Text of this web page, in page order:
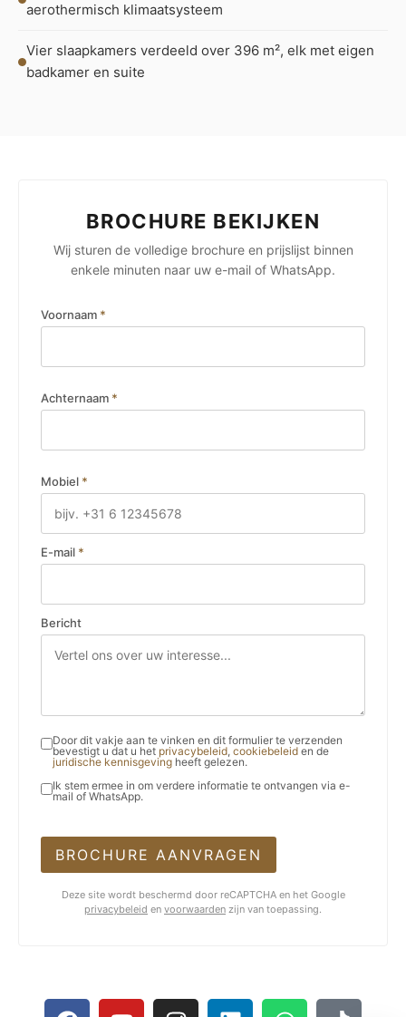
aerothermisch klimaatsysteem
Vier slaapkamers verdeeld over 396 m², elk met eigen
badkamer en suite
BROCHURE BEKIJKEN
Wij sturen de volledige brochure en prijslijst binnen
enkele minuten naar uw e-mail of WhatsApp.
Voornaam *
Achternaam *
Mobiel *
E-mail *
Bericht
Door dit vakje aan te vinken en dit formulier te verzenden
bevestigt u dat u het privacybeleid, cookiebeleid en de
juridische kennisgeving heeft gelezen.
Ik stem ermee in om verdere informatie te ontvangen via e-
mail of WhatsApp.
BROCHURE AANVRAGEN
Deze site wordt beschermd door reCAPTCHA en het Google
privacybeleid en voorwaarden zijn van toepassing.